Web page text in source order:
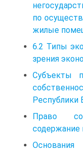
по
жилые
6.2 Типы
зрения
Субъекты
Республики
Право
содержание